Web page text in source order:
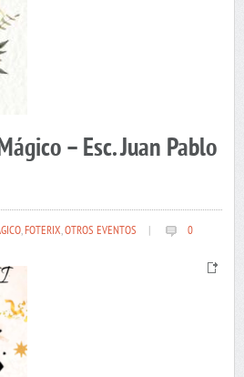
– Esc. Juan Pablo
,FOTERIX,OTROS EVENTOS 0